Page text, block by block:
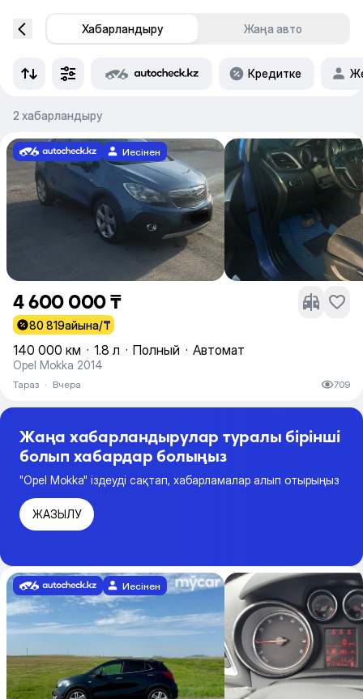
Хабарландыру Жаңа авто
Кредитке
2 хабарландыру
Иесінен
4 600 000 ₸
80 819айына/₸
140 000 км · 1.8 л · Полный · Автомат
Opel Mokka 2014
Тараз · Вчера 709
Жаңа хабарландырулар туралы бірінші
болып хабардар болыңыз
"Opel Mokka" іздеуді сақтап, хабарламалар алып отырыңыз
ЖАЗЫЛУ
Иесінен